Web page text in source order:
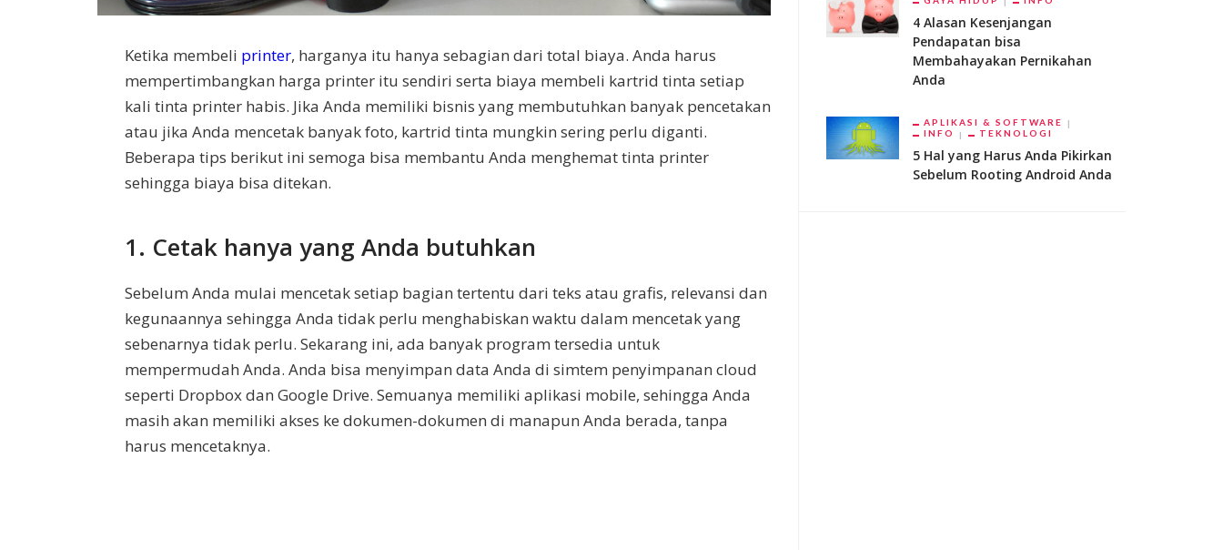
Ketika membeli printer, harganya itu hanya sebagian dari total biaya. Anda harus
mempertimbangkan harga printer itu sendiri serta biaya membeli kartrid tinta setiap
kali tinta printer habis. Jika Anda memiliki bisnis yang membutuhkan banyak pencetakan
atau jika Anda mencetak banyak foto, kartrid tinta mungkin sering perlu diganti.
Beberapa tips berikut ini semoga bisa membantu Anda menghemat tinta printer
sehingga biaya bisa ditekan.
1. Cetak hanya yang Anda butuhkan
Sebelum Anda mulai mencetak setiap bagian tertentu dari teks atau grafis, relevansi dan
kegunaannya sehingga Anda tidak perlu menghabiskan waktu dalam mencetak yang
sebenarnya tidak perlu. Sekarang ini, ada banyak program tersedia untuk
mempermudah Anda. Anda bisa menyimpan data Anda di simtem penyimpanan cloud
seperti Dropbox dan Google Drive. Semuanya memiliki aplikasi mobile, sehingga Anda
masih akan memiliki akses ke dokumen-dokumen di manapun Anda berada, tanpa
harus mencetaknya.
4 Alasan Kesenjangan
Pendapatan bisa
Membahayakan Pernikahan
Anda
APLIKASI & SOFTWARE
INFO
TEKNOLOGI
5 Hal yang Harus Anda Pikirkan
Sebelum Rooting Android Anda